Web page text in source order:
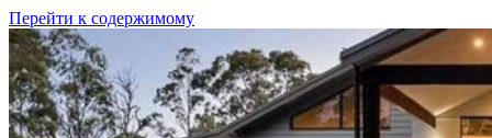
Перейти к содержимому